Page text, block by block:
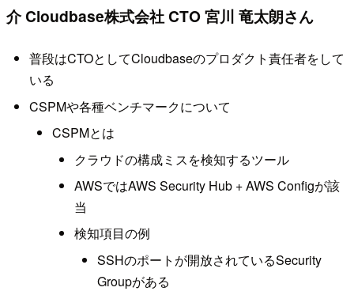
介 Cloudbase株式会社 CTO 宮川 竜太朗さん
普段はCTOとしてCloudbaseのプロダクト責任者をして
いる
CSPMや各種ベンチマークについて
CSPMとは
クラウドの構成ミスを検知するツール
AWSではAWS Security Hub + AWS Configが該
当
検知項目の例
SSHのポートが開放されているSecurity
Groupがある